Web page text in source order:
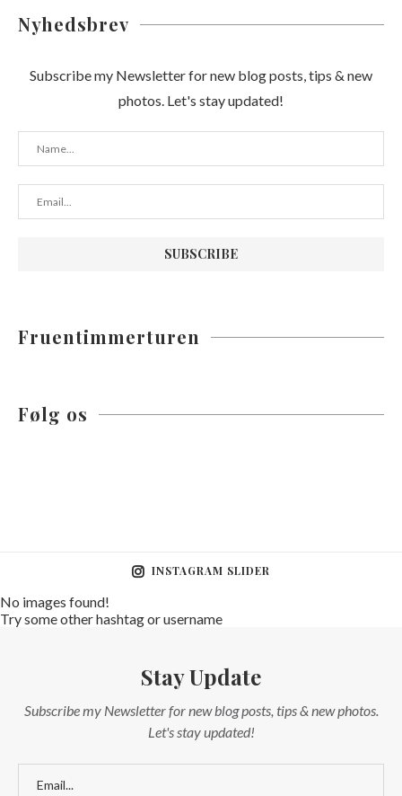
Nyhedsbrev
Subscribe my Newsletter for new blog posts, tips & new
photos. Let's stay updated!
Fruentimmerturen
Følg os
INSTAGRAM SLIDER
No images found!
Try some other hashtag or username
Stay Update
Subscribe my Newsletter for new blog posts, tips & new photos.
Let's stay updated!